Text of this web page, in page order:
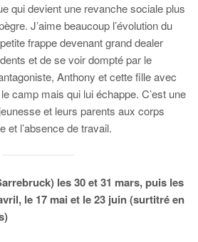
qui devient une revanche sociale plus
J’aime beaucoup l’évolution du
frappe devenant grand dealer
et de se voir dompté par le
Anthony et cette fille avec
camp mais qui lui échappe. C’est une
et leurs parents aux corps
et l’absence de travail.
les 30 et 31 mars, puis les
le 17 mai et le 23 juin (surtitré en